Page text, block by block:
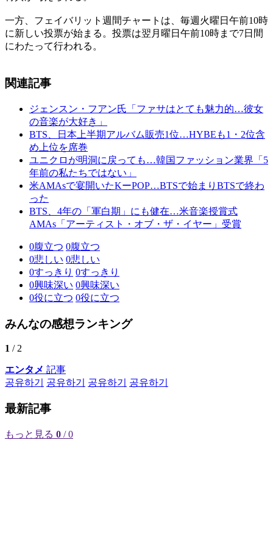
一方、フェイバリット週間チャートは、毎週火曜日午前10時
に新しい投票が始まる。投票は翌月曜日午前10時まで7日間
にわたって行われる。
関連記事
ジェンスン・フアン氏「ファサはとても魅力的…彼女
の音楽が大好き」
BTS、日本上半期アルバム販売1位…HYBEも1・2位含
め上位を席巻
ユニクロが明洞に戻っても…韓国ファッション業界「5
年前の私たちではない」
米AMAsで宴開いたKーPOP…BTSで始まりBTSで終わ
った
BTS、4年の「軍白期」にも健在…米音楽授賞式
AMAs「アーティスト・オブ・ザ・イヤー」受賞
0腹立つ 0腹立つ
0悲しい 0悲しい
0すっきり 0すっきり
0興味深い 0興味深い
0役に立つ 0役に立つ
みんなの感想ランキング
1 / 2
エンタメ 記事
공유하기
공유하기 공유하기 공유하기
最新記事
もっと見る 0 / 0